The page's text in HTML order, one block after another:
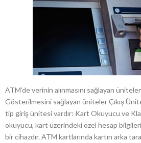
ATM’de verinin alınmasını sağlayan
Gösterilmesini sağlayan üniteler Çıkış
tip giriş ünitesi vardır: Kart Okuyucu ve
okuyucu, kart üzerindeki özel hesap
bir cihazdır. ATM kartlarında kartın arka